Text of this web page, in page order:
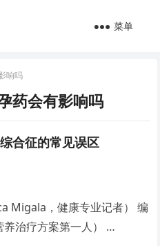
菜单
响吗
药会有影响吗
合征的常见误区
Migala，健康专业记者） 编
养治疗方案第一人） …